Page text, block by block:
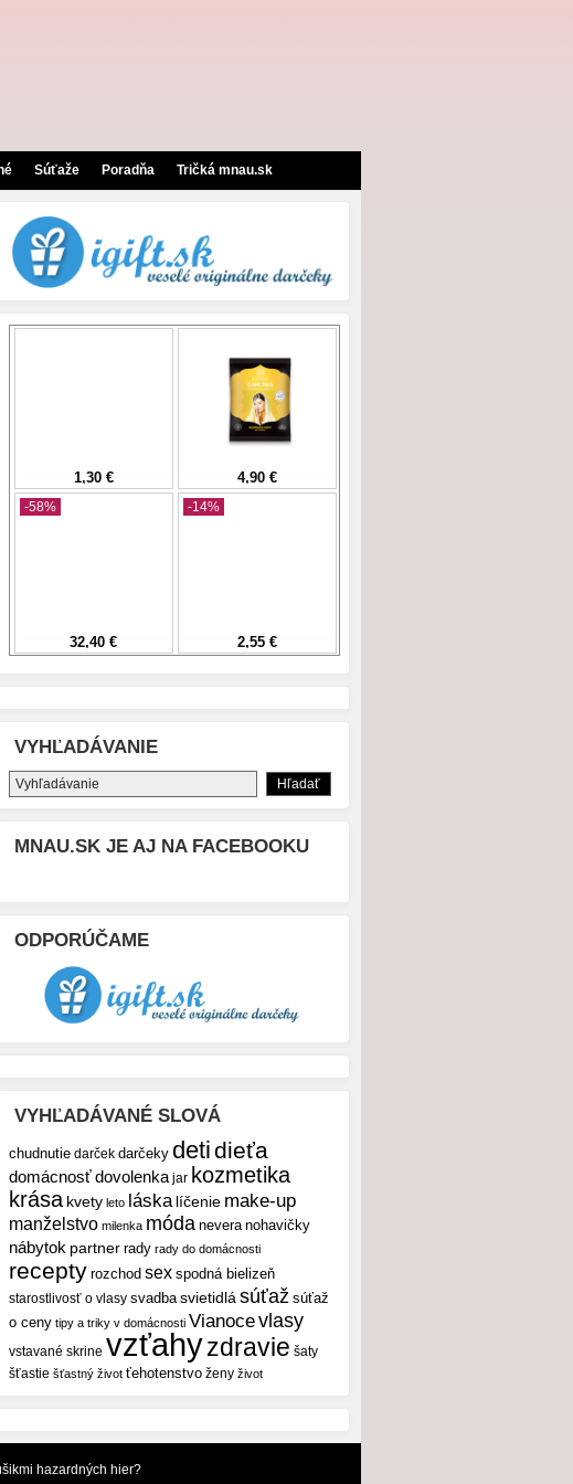
Súťaže Poradňa Tričká mnau.sk
VYHĽADÁVANIE
MNAU.SK JE AJ NA FACEBOOKU
ODPORÚČAME
VYHĽADÁVANÉ SLOVÁ
chudnutie darček darčeky detidieťa
domácnosťdovolenka jar kozmetika
krása kvety leto láska líčenie make-up
manželstvo milenka móda nevera nohavičky
nábytok partner rady rady do domácnosti
recepty rozchod sex spodná bielizeň
starostlivosť o vlasy svadba svietidlá súťaž súťaž
o ceny tipy a triky v domácnosti Vianocevlasy
vstavané skrine vzťahyzdravie šaty
šťastie šťastný život ťehotenstvo ženy život
hazardných hier?